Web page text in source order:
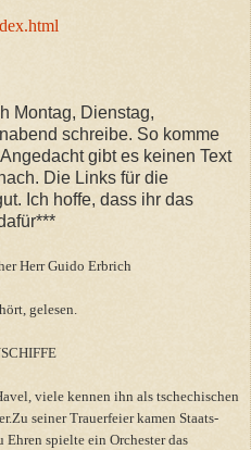
Montag, Dienstag,
schreibe. So komme
gibt es keinen Text
Die Links für die
Ich hoffe, dass ihr das
Herr Guido Erbrich
gelesen.
viele kennen ihn als tschechischen
seiner Trauerfeier kamen Staats-
spielte ein Orchester das